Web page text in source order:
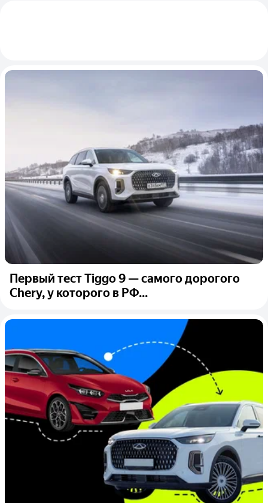
Первый тест Tiggo 9 — самого дорогого
Chery, у которого в РФ...